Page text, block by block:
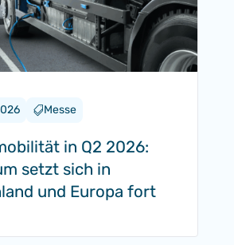
Messe
in Q2 2026:
setzt sich in
und Europa fort